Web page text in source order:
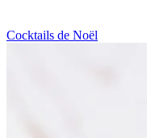
Cocktails de Noël